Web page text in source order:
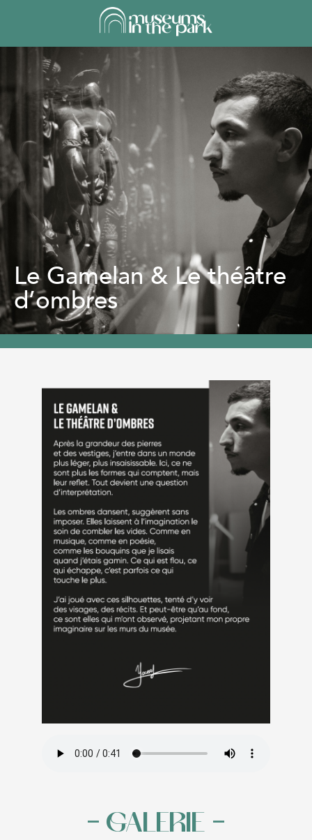
Le Gamelan & Le théâtre
d’ombres
– GALERIE –